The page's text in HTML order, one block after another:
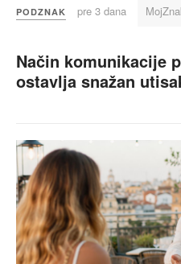
PODZNAK pre 3 dana
Način komunikacije
ostavlja snažan